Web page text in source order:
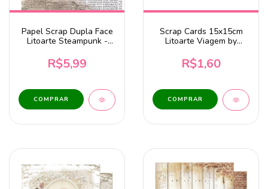
Papel Scrap Dupla Face
Litoarte Steampunk -
R$5,99
Scrap Cards 15x15cm
Litoarte Viagem by
R$1,60